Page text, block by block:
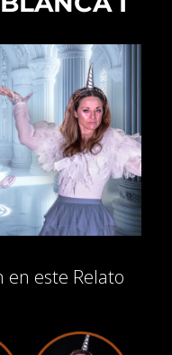
en este Relato